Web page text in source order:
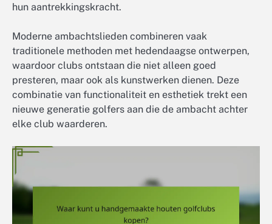
hun aantrekkingskracht.
Moderne ambachtslieden combineren vaak
traditionele methoden met hedendaagse ontwerpen,
waardoor clubs ontstaan die niet alleen goed
presteren, maar ook als kunstwerken dienen. Deze
combinatie van functionaliteit en esthetiek trekt een
nieuwe generatie golfers aan die de ambacht achter
elke club waarderen.